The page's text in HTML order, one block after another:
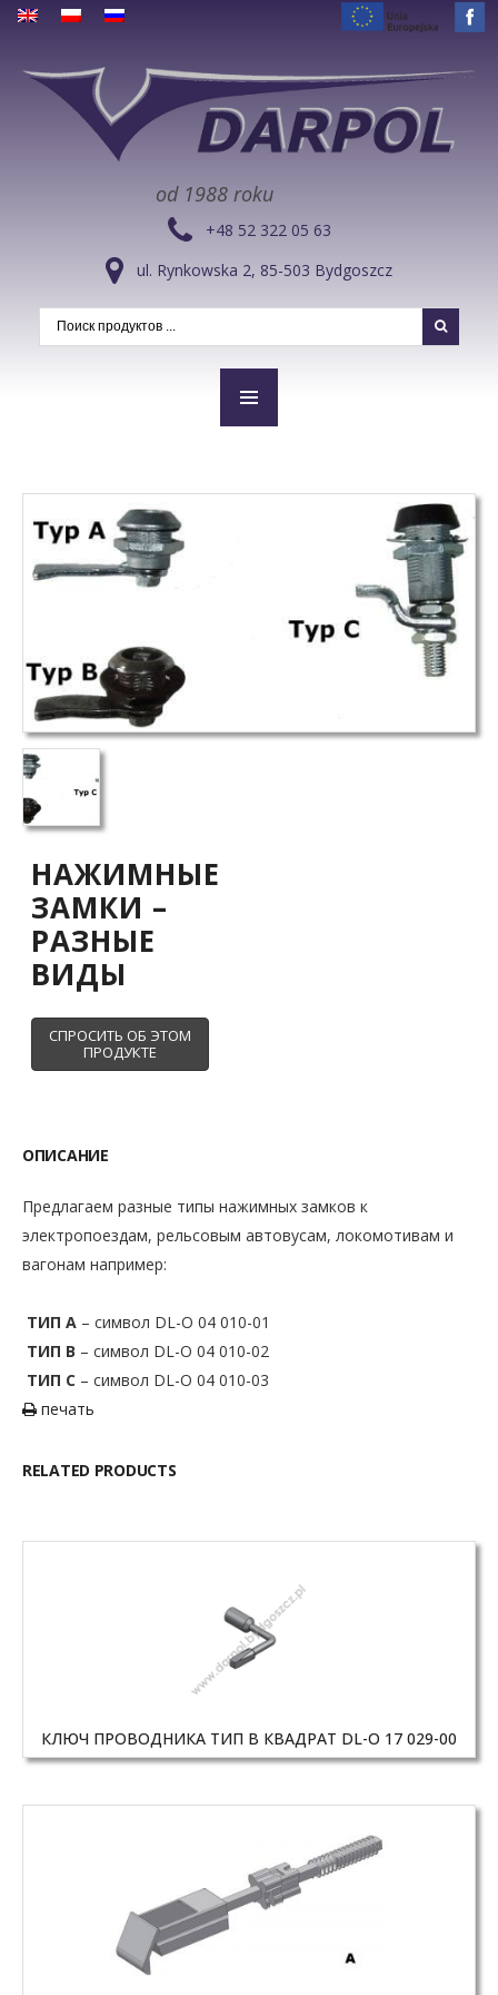
od 1988 roku
+48 52 322 05 63
ul. Rynkowska 2, 85-503 Bydgoszcz
НАЖИМНЫЕ
ЗАМКИ –
РАЗНЫЕ
ВИДЫ
ОПИСАНИЕ
Предлагаем разные типы нажимных замков к
электропоездам, рельсовым автовусам, локомотивам и
вагонам например:
ТИП A – символ DL-O 04 010-01
ТИП B – символ DL-O 04 010-02
ТИП C – символ DL-O 04 010-03
печать
RELATED PRODUCTS
КЛЮЧ ПРОВОДНИКА ТИП B КВАДРАТ DL-O 17 029-00